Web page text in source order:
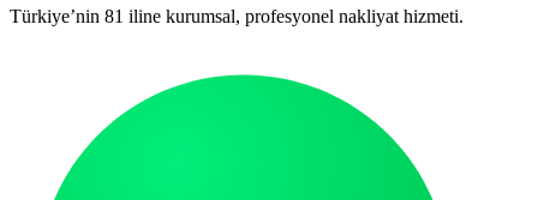
Türkiye’nin 81 iline kurumsal, profesyonel nakliyat hizmeti.